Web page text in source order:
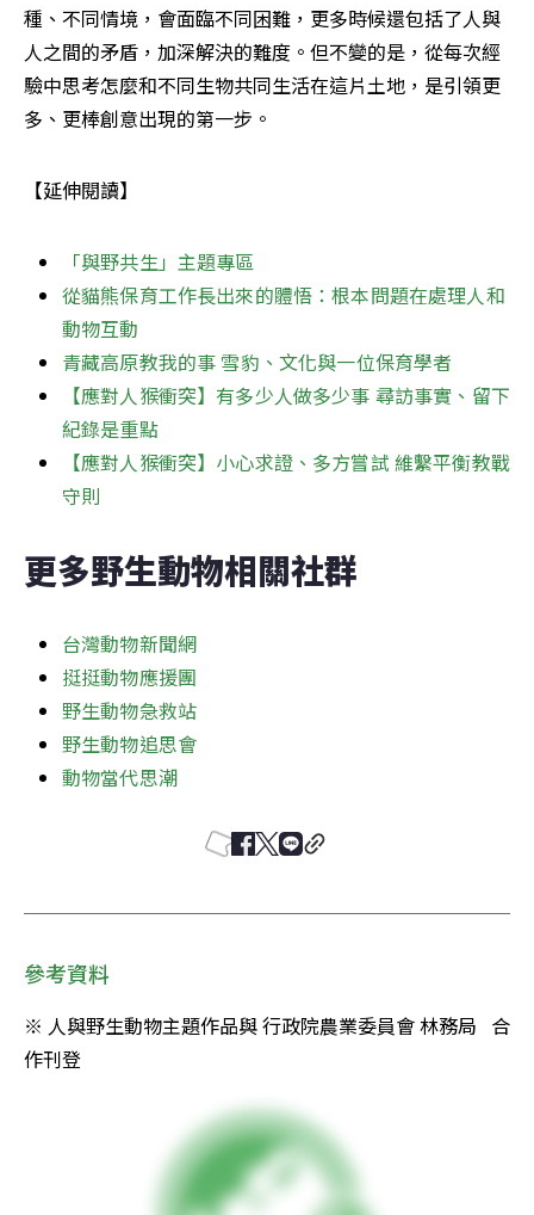
種、不同情境，會面臨不同困難，更多時候還包括了人與
人之間的矛盾，加深解決的難度。但不變的是，從每次經
驗中思考怎麼和不同生物共同生活在這片土地，是引領更
多、更棒創意出現的第一步。
【延伸閱讀】
「與野共生」主題專區
從貓熊保育工作長出來的體悟：根本問題在處理人和
動物互動
青藏高原教我的事 雪豹、文化與一位保育學者
【應對人猴衝突】有多少人做多少事 尋訪事實、留下
紀錄是重點
【應對人猴衝突】小心求證、多方嘗試 維繫平衡教戰
守則
更多野生動物相關社群
台灣動物新聞網
挺挺動物應援團
野生動物急救站
野生動物追思會
動物當代思潮
參考資料
※ 人與野生動物主題作品與 行政院農業委員會 林務局   合
作刊登